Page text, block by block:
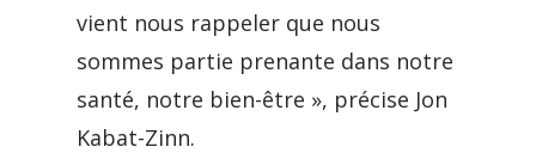
vient nous rappeler que nous
sommes partie prenante dans notre
santé, notre bien-être », précise Jon
Kabat-Zinn.